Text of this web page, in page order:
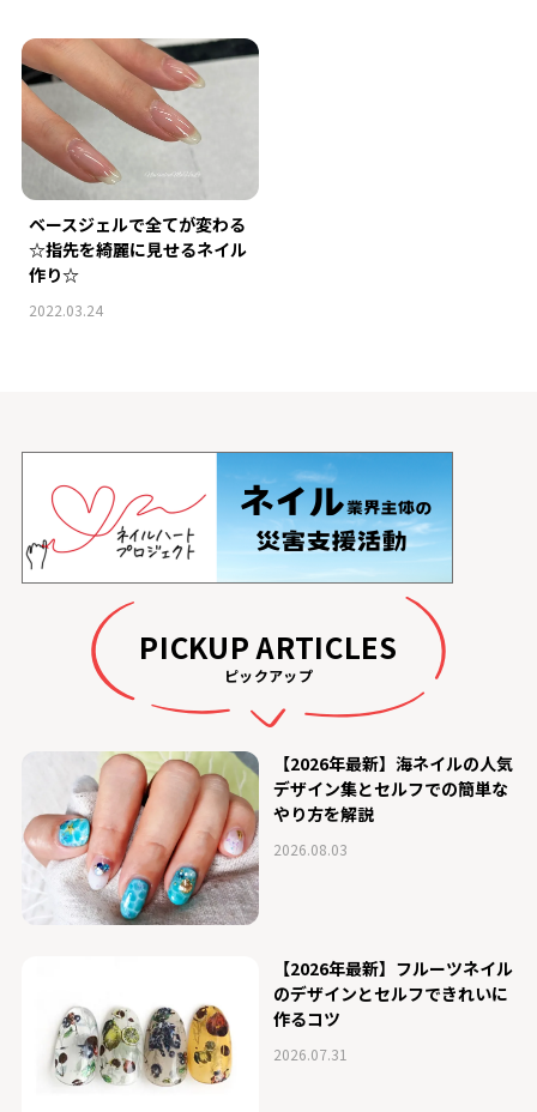
ベースジェルで全てが変わる
☆指先を綺麗に見せるネイル
作り☆
2022.03.24
PICKUP ARTICLES
ピックアップ
【2026年最新】海ネイルの人気
デザイン集とセルフでの簡単な
やり方を解説
2026.08.03
【2026年最新】フルーツネイル
のデザインとセルフできれいに
作るコツ
2026.07.31